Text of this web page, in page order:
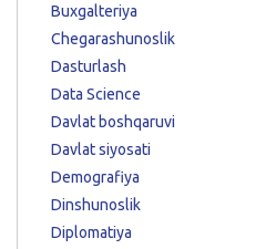
Buxgalteriya
Chegarashunoslik
Dasturlash
Data Science
Davlat boshqaruvi
Davlat siyosati
Demografiya
Dinshunoslik
Diplomatiya